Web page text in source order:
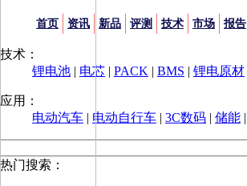
首页 资讯 新品 评测 技术 市场 报告
技术：
锂电池 | 电芯 | PACK | BMS | 锂电原材
应用：
电动汽车 | 电动自行车 | 3C数码 | 储能 |
热门搜索：